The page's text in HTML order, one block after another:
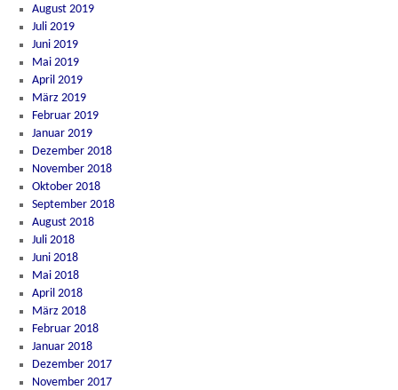
August 2019
Juli 2019
Juni 2019
Mai 2019
April 2019
März 2019
Februar 2019
Januar 2019
Dezember 2018
November 2018
Oktober 2018
September 2018
August 2018
Juli 2018
Juni 2018
Mai 2018
April 2018
März 2018
Februar 2018
Januar 2018
Dezember 2017
November 2017